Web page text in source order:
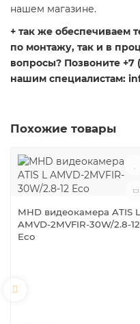
нашем магазине.
+ так же обеспечиваем
по монтажу, так и в
вопросы? Позвоните +7
нашим специалистам:
Похожие товары
MHD видеокамера ATIS L
AMVD-2MVFIR-30W/2.8-12
Eco